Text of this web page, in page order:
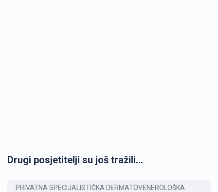
Drugi posjetitelji su još tražili...
PRIVATNA SPECIJALISTIČKA DERMATOVENEROLOŠKA